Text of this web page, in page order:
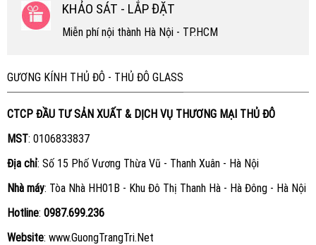
KHẢO SÁT - LẮP ĐẶT
Miễn phí nội thành Hà Nội - TP.HCM
GƯƠNG KÍNH THỦ ĐÔ - THỦ ĐÔ GLASS
CTCP ĐẦU TƯ SẢN XUẤT & DỊCH VỤ THƯƠNG MẠI THỦ ĐÔ
MST: 0106833837
Địa chỉ: Số 15 Phố Vương Thừa Vũ - Thanh Xuân - Hà Nội
Nhà máy: Tòa Nhà HH01B - Khu Đô Thị Thanh Hà - Hà Đông - Hà Nội
Hotline: 0987.699.236
Website: www.GuongTrangTri.Net